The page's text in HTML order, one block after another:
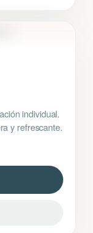
individual.
y refrescante.